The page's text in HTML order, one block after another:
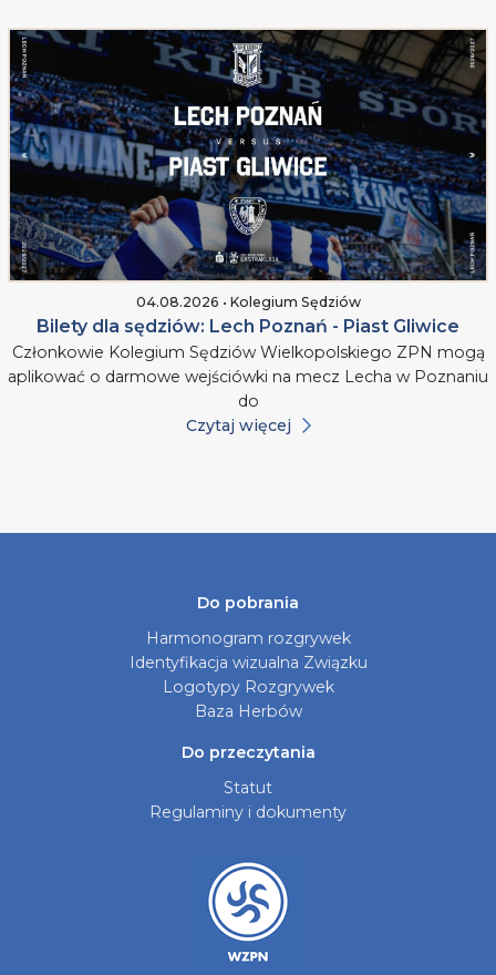
04.08.2026 • Kolegium Sędziów
Bilety dla sędziów: Lech Poznań - Piast Gliwice
Członkowie Kolegium Sędziów Wielkopolskiego ZPN mogą
aplikować o darmowe wejściówki na mecz Lecha w Poznaniu
do
Czytaj więcej
Do pobrania
Harmonogram rozgrywek
Identyfikacja wizualna Związku
Logotypy Rozgrywek
Baza Herbów
Do przeczytania
Statut
Regulaminy i dokumenty